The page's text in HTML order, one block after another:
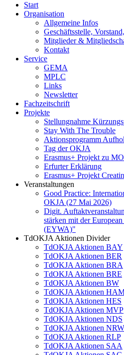
Start
Organisation
Allgemeine Infos
Geschäftsstelle,
Mitglieder &
Kontakt
Service
GEMA
MPLC
Links
Newsletter
Fachzeitschrift
Projekte
Stellungnahme
Stay With The Trouble
Aktionsprogramm
Tag der OKJA
Erasmus+ Projekt zu
Erfurter Erklärung
Erasmus+ Projekt
Veranstaltungen
Good Practice:
OKJA (27 Mai 2026)
Digit.
stärken mit der
(EYWA)"
TdOKJA Aktionen Divider
TdOKJA Aktionen BAY
TdOKJA Aktionen BER
TdOKJA Aktionen BRA
TdOKJA Aktionen BRE
TdOKJA Aktionen BW
TdOKJA Aktionen
TdOKJA Aktionen HES
TdOKJA Aktionen MVP
TdOKJA Aktionen NDS
TdOKJA Aktionen NRW
TdOKJA Aktionen RLP
TdOKJA Aktionen SAA